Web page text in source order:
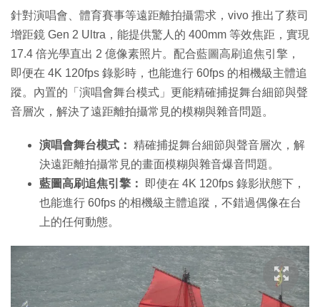
針對演唱會、體育賽事等遠距離拍攝需求，vivo 推出了蔡司
增距鏡 Gen 2 Ultra，能提供驚人的 400mm 等效焦距，實現
17.4 倍光學直出 2 億像素照片。配合藍圖高刷追焦引擎，
即便在 4K 120fps 錄影時，也能進行 60fps 的相機級主體追
蹤。內置的「演唱會舞台模式」更能精確捕捉舞台細節與聲
音層次，解決了遠距離拍攝常見的模糊與雜音問題。
演唱會舞台模式： 精確捕捉舞台細節與聲音層次，解
決遠距離拍攝常見的畫面模糊與雜音爆音問題。
藍圖高刷追焦引擎：
即使在 4K 120fps 錄影狀態下，
也能進行 60fps 的相機級主體追蹤，不錯過偶像在台
上的任何動態。